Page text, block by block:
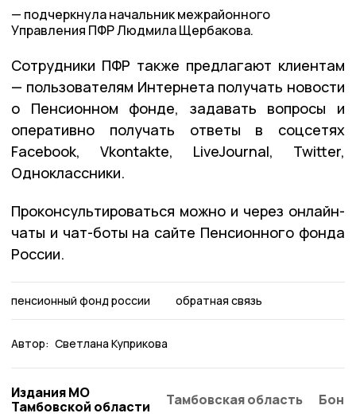
подчеркнула начальник межрайонного
Управления ПФР Людмила Щербакова.
Сотрудники ПФР также предлагают клиентам
— пользователям Интернета получать новости
о Пенсионном фонде, задавать вопросы и
оперативно получать ответы в соцсетях
Facebook, Vkontakte, LiveJournal, Twitter,
Одноклассники.
Проконсультироваться можно и через онлайн-
чаты и чат-боты на сайте Пенсионного фонда
России.
пенсионный фонд россии обратная связь
Автор: Светлана Куприкова
Издания МО
Тамбовской области
Тамбовская область